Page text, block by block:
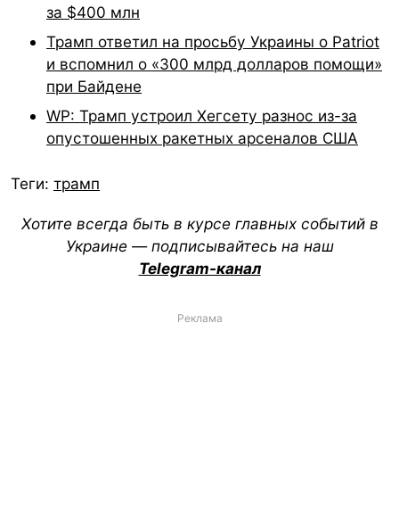
за $400 млн
Трамп ответил на просьбу Украины о Patriot
и вспомнил о «300 млрд долларов помощи»
при Байдене
WP: Трамп устроил Хегсету разнос из-за
опустошенных ракетных арсеналов США
Теги: трамп
Хотите всегда быть в курсе главных событий в
Украине — подписывайтесь на наш
Telegram-канал
Реклама